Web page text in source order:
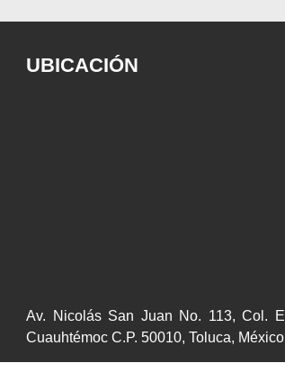
UBICACIÓN
Av. Nicolás San Juan No. 113, Col.
Cuauhtémoc C.P. 50010, Toluca, México